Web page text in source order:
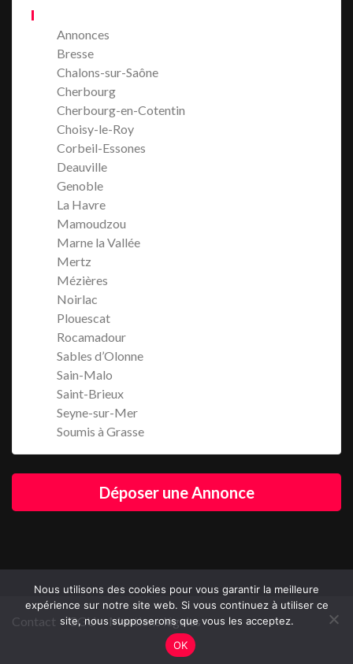
Annonces
Bresse
Chalons-sur-Saône
Cherbourg
Cherbourg-en-Cotentin
Choisy-le-Roy
Corbeil-Essones
Deauville
Genoble
La Havre
Mamoudzou
Marne la Vallée
Mertz
Mézières
Noirlac
Plouescat
Rocamadour
Sables d’Olonne
Sain-Malo
Saint-Brieux
Seyne-sur-Mer
Soumis à Grasse
Déposer une Annonce
Contact CGU Mentions légales
Nous utilisons des cookies pour vous garantir la meilleure
expérience sur notre site web. Si vous continuez à utiliser ce
site, nous supposerons que vous les acceptez.
OK